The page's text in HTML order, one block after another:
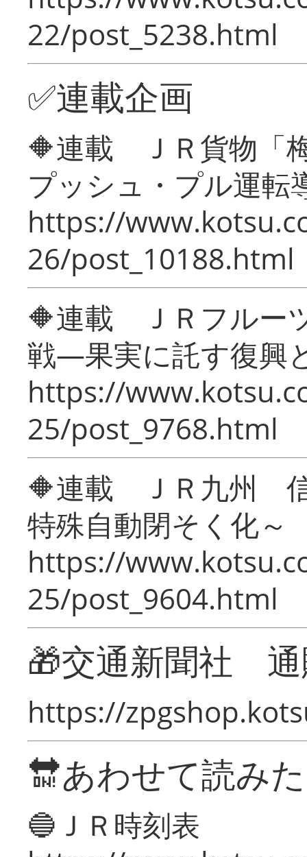
22/post_5238.html
✅連載企画
🔶連載 ＪＲ貨物「
プッシュ・プル運転
https://
26/post_10188.html
🔶連載 ＪＲフルー
戦―果実に託す復興
https://
25/post_9768.html
🔶連載 ＪＲ九州 信
特殊自動閉そく化～
https://
25/post_9604.html
🎁交通新聞社
https://
🔛あわせて読み
🔵ＪＲ時刻表